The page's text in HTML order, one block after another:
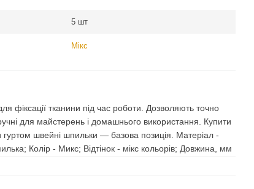
5 шт
Мікс
фіксації тканини під час роботи. Дозволяють точно
для майстерень і домашнього використання. Купити
гуртом швейні шпильки — базова позиція. Матеріал -
Колір - Микс; Відтінок - мікс кольорів; Довжина, мм